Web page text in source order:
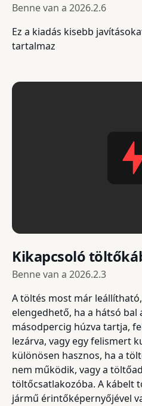
Benne van a 2026.2.6
Ez a kiadás kisebb
tartalmaz
Kikapcsoló
Benne van a 2026.2.3
A töltés most már
elengedhető, ha a hátsó bal
másodpercig húzva tartja,
lezárva, vagy egy felismert
különösen hasznos, ha a
nem működik, vagy a
töltőcsatlakozóba. A kábelt
jármű érintőképernyőjével